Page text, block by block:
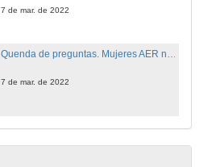
7 de mar. de 2022
Quenda de preguntas. Mujeres AER no sector da automatización e robótica
7 de mar. de 2022